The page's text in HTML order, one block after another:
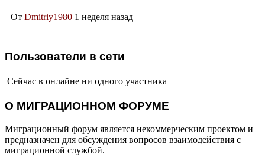
От Dmitriy1980 1 неделя назад
Пользователи в сети
Сейчас в онлайне ни одного участника
О МИГРАЦИОННОМ ФОРУМЕ
Миграционный форум является некоммерческим проектом и
предназначен для обсуждения вопросов взаимодействия с
миграционной службой.